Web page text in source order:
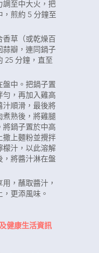
調至中大火，把
，煎約 5 分鐘至
香草（或乾燥百
蒜瓣，連同鍋子
25 分鐘，直至
盤中。把鍋子置
勻，再加入雞高
汁順滑，最後將
煮熟後，將雞腿
將鍋子置於中高
撒上麵粉並攪拌
檬汁，以此溶解
，將醬汁淋在盤
，蘸取醬汁，
更添風味。
健康生活資訊